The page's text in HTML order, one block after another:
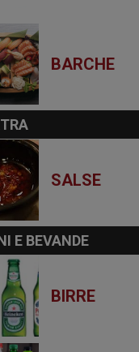
BARCHE
SALSE
E BEVANDE
BIRRE